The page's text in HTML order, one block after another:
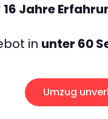
16 Jahre
in unter 60
Umzug